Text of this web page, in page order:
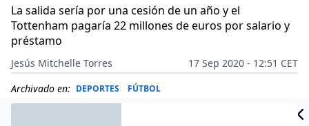
La salida sería por una cesión de un año y el
Tottenham pagaría 22 millones de euros por salario y
préstamo
Jesús Mitchelle Torres
17 Sep 2020 - 12:51 CET
Archivado en: DEPORTES FÚTBOL